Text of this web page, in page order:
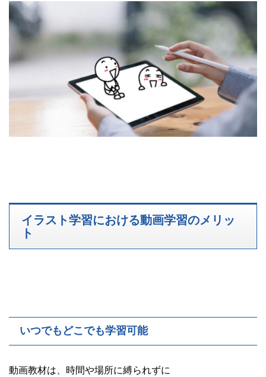
イラスト学習における動画学習のメリッ
ト
いつでもどこでも学習可能
動画教材は、時間や場所に縛られずに